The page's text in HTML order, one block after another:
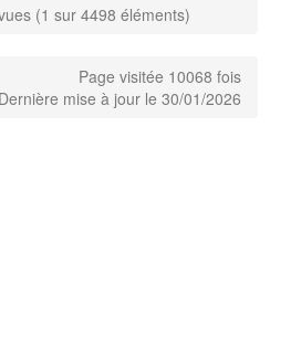
(1 sur 4498 éléments)
Page visitée 10068 fois
Dernière mise à jour le 30/01/2026